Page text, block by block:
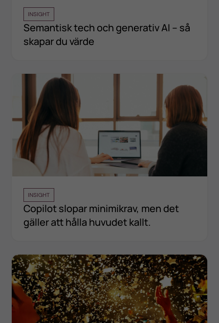
INSIGHT
Semantisk tech och generativ AI – så
skapar du värde
INSIGHT
Copilot slopar minimikrav, men det
gäller att hålla huvudet kallt.